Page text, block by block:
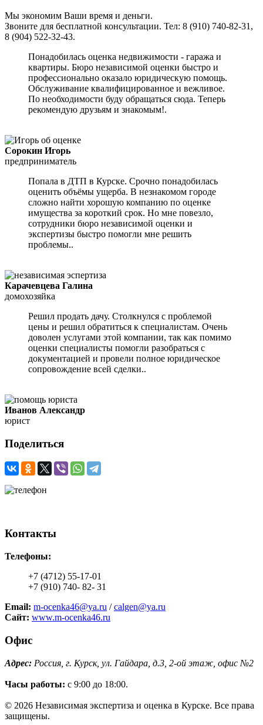
Мы экономим Ваши время и деньги.
Звоните для бесплатной консультации. Тел: 8 (910) 740-82-31,
8 (904) 522-32-43.
Понадобилась оценка недвижимости - гаража и
квартиры. Бюро независимой оценки быстро и
профессионально оказало юридическую помощь.
Обслуживание квалифицированное и вежливое.
По необходимости буду обращаться сюда. Теперь
рекомендую друзьям и знакомым!.
Сорокин Игорь
предприниматель
Попала в ДТП в Курске. Срочно понадобилась
оценить объёмы ущерба. В незнакомом городе
сложно найти хорошую компанию по оценке
имущества за короткий срок. Но мне повезло,
сотрудники бюро независимой оценки и
экспертизы быстро помогли мне решить
проблемы..
Карачевцева Галина
домохозяйка
Решил продать дачу. Столкнулся с проблемой
цены и решил обратиться к специалистам. Очень
доволен услугами этой компании, так как помимо
оценки специалисты помогли разобраться с
документацией и провели полное юридическое
сопровождение всей сделки..
Иванов Александр
юрист
Поделиться
Контакты
Телефоны:
+7 (4712) 55-17-01
+7 (910) 740- 82- 31
Email: m-ocenka46@ya.ru /calgen@ya.ru
Сайт: www.m-ocenka46.ru
Офис
Адрес: Россия, г. Курск, ул. Гайдара, д.3, 2-ой этаж, офис №2
Часы работы: с 9:00 до 18:00.
© 2026 Независимая экспертиза и оценка в Курске. Все права
защищены.